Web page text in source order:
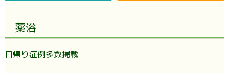
薬浴
日帰り症例多数掲載